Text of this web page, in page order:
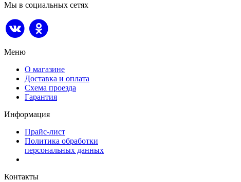
Мы в социальных сетях
Меню
О магазине
Доставка и оплата
Схема проезда
Гарантия
Информация
Прайс-лист
Политика обработки
персональных данных
Контакты